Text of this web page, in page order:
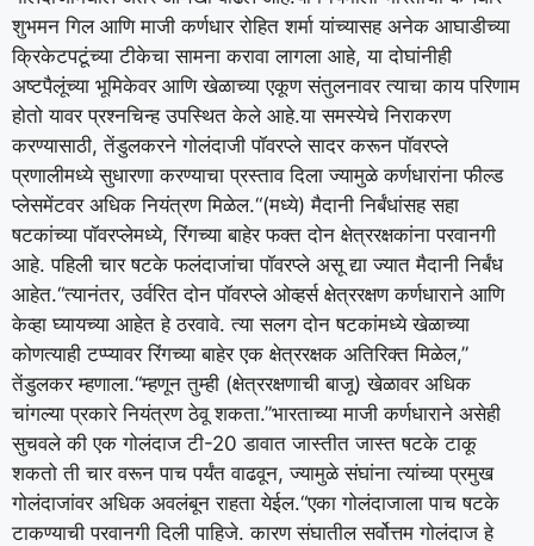
शुभमन गिल आणि माजी कर्णधार रोहित शर्मा यांच्यासह अनेक आघाडीच्या
क्रिकेटपटूंच्या टीकेचा सामना करावा लागला आहे, या दोघांनीही
अष्टपैलूंच्या भूमिकेवर आणि खेळाच्या एकूण संतुलनावर त्याचा काय परिणाम
होतो यावर प्रश्नचिन्ह उपस्थित केले आहे.या समस्येचे निराकरण
करण्यासाठी, तेंडुलकरने गोलंदाजी पॉवरप्ले सादर करून पॉवरप्ले
प्रणालीमध्ये सुधारणा करण्याचा प्रस्ताव दिला ज्यामुळे कर्णधारांना फील्ड
प्लेसमेंटवर अधिक नियंत्रण मिळेल.“(मध्ये) मैदानी निर्बंधांसह सहा
षटकांच्या पॉवरप्लेमध्ये, रिंगच्या बाहेर फक्त दोन क्षेत्ररक्षकांना परवानगी
आहे. पहिली चार षटके फलंदाजांचा पॉवरप्ले असू द्या ज्यात मैदानी निर्बंध
आहेत.“त्यानंतर, उर्वरित दोन पॉवरप्ले ओव्हर्स क्षेत्ररक्षण कर्णधाराने आणि
केव्हा घ्यायच्या आहेत हे ठरवावे.त्या सलग दोन षटकांमध्ये खेळाच्या
कोणत्याही टप्प्यावर रिंगच्या बाहेर एक क्षेत्ररक्षक अतिरिक्त मिळेल,”
तेंडुलकर म्हणाला.“म्हणून तुम्ही (क्षेत्ररक्षणाची बाजू) खेळावर अधिक
चांगल्या प्रकारे नियंत्रण ठेवू शकता.”भारताच्या माजी कर्णधाराने असेही
सुचवले की एक गोलंदाज टी-20 डावात जास्तीत जास्त षटके टाकू
शकतो ती चार वरून पाच पर्यंत वाढवून, ज्यामुळे संघांना त्यांच्या प्रमुख
गोलंदाजांवर अधिक अवलंबून राहता येईल.“एका गोलंदाजाला पाच षटके
टाकण्याची परवानगी दिली पाहिजे. कारण संघातील सर्वोत्तम गोलंदाज हे